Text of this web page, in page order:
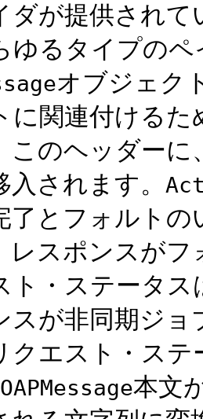
ダが提供され
ゆるタイプの
オブジェク
に関連付ける
このヘッダー
されます。
了とフォルト
レスポンスが
ト・ステータス
スが非同期ジョ
クエスト・ステ
本文